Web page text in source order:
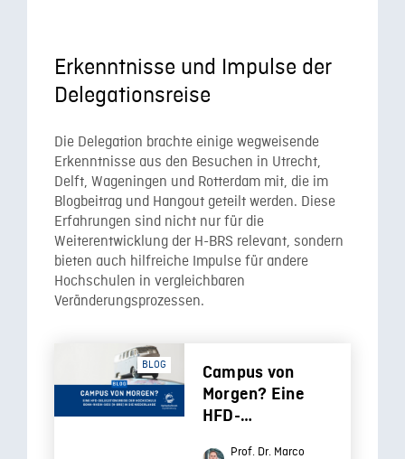
Erkenntnisse und Impulse der
Delegationsreise
Die Delegation brachte einige wegweisende
Erkenntnisse aus den Besuchen in Utrecht,
Delft, Wageningen und Rotterdam mit, die im
Blogbeitrag und Hangout geteilt werden. Diese
Erfahrungen sind nicht nur für die
Weiterentwicklung der H-BRS relevant, sondern
bieten auch hilfreiche Impulse für andere
Hochschulen in vergleichbaren
Veränderungsprozessen.
BLOG
Campus von
Morgen? Eine
HFD-
Prof. Dr. Marco